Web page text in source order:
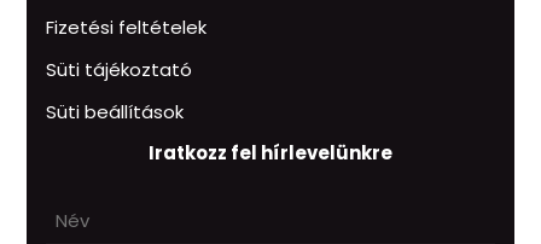
Fizetési feltételek
Süti tájékoztató
Süti beállítások
Iratkozz fel hírlevelünkre